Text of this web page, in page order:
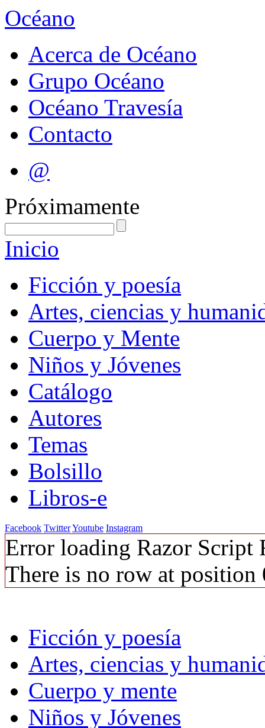
Océano
Acerca de Océano
Grupo Océano
Océano Travesía
Contacto
@
Próximamente
Inicio
Ficción y poesía
Artes, ciencias y
Cuerpo y Mente
Niños y Jóvenes
Catálogo
Autores
Temas
Bolsillo
Libros-e
Facebook TwitterYoutube Instagram
Error loading Razor Script
There is no row at position
Ficción y poesía
Artes, ciencias y
Cuerpo y mente
Niños y Jóvenes